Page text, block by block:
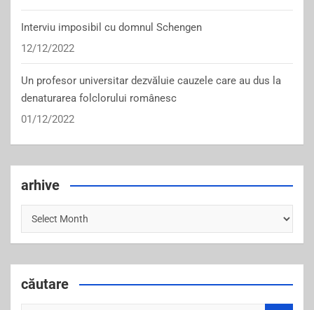
Interviu imposibil cu domnul Schengen
12/12/2022
Un profesor universitar dezvăluie cauzele care au dus la
denaturarea folclorului românesc
01/12/2022
arhive
arhive
căutare